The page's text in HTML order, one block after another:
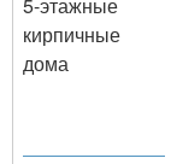
кирпичные
дома